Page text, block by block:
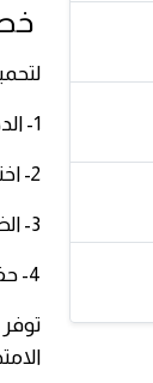
لتحميل
1- الدخول إلى رابط النماذج الاسترشادية.
2- اختيار المادة الدراسية المطلوبة.
3- الضغط على زر **استعراض / تحميل**.
4- حفظ الملف بصيغة PDF على جهازك.